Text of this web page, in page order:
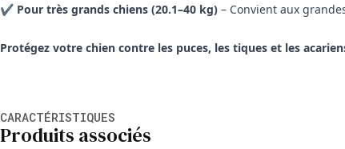
✔ Pour très grands chiens (20.1–40 kg) – Convient aux
Protégez votre chien contre les puces, les tiques et les
CARACTÉRISTIQUES
Produits associés